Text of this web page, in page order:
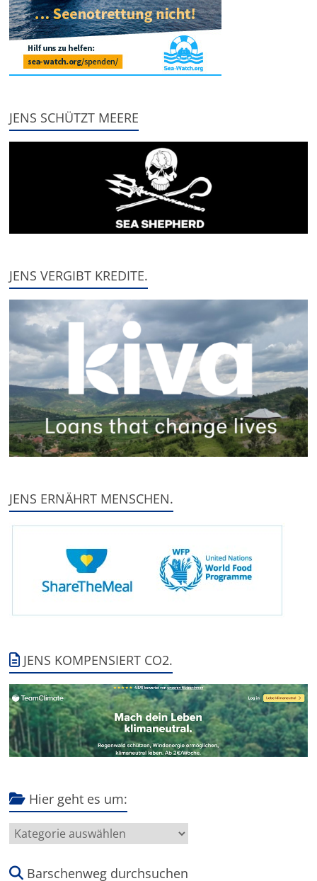
JENS SCHÜTZT MEERE
JENS VERGIBT KREDITE.
JENS ERNÄHRT MENSCHEN.
JENS KOMPENSIERT CO2.
Hier geht es um:
Hier
geht
um:Barschenweg durchsuchen